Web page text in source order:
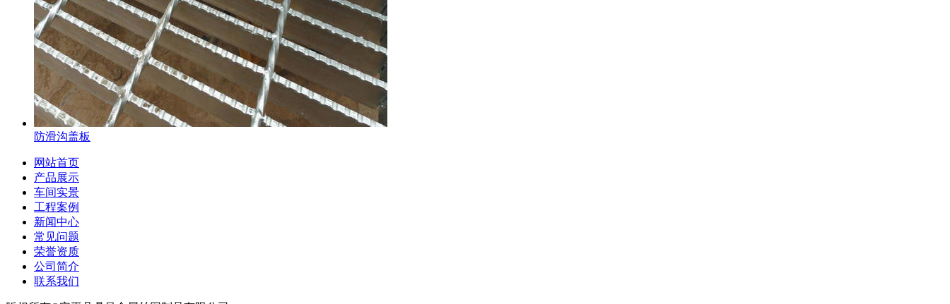
防滑沟盖板
网站首页
产品展示
车间实景
工程案例
新闻中心
常见问题
荣誉资质
公司简介
联系我们